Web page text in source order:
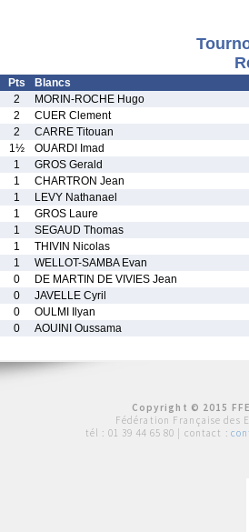
Pts
Blancs
2
MORIN-ROCHE Hugo
2
CUER Clement
2
CARRE Titouan
1½
OUARDI Imad
1
GROS Gerald
1
CHARTRON Jean
1
LEVY Nathanael
1
GROS Laure
1
SEGAUD Thomas
1
THIVIN Nicolas
1
WELLOT-SAMBA Evan
0
DE MARTIN DE VIVIES Jean
0
JAVELLE Cyril
0
OULMI Ilyan
0 AOUINI Oussama
Copyright © 2015
Fédération Française des
tél : 01 39 44 65 80 | contact :